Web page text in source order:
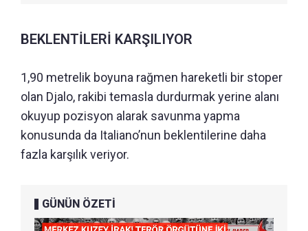
BEKLENTİLERİ KARŞILIYOR
1,90 metrelik boyuna rağmen hareketli bir stoper
olan Djalo, rakibi temasla durdurmak yerine alanı
okuyup pozisyon alarak savunma yapma
konusunda da Italiano’nun beklentilerine daha
fazla karşılık veriyor.
GÜNÜN ÖZETİ